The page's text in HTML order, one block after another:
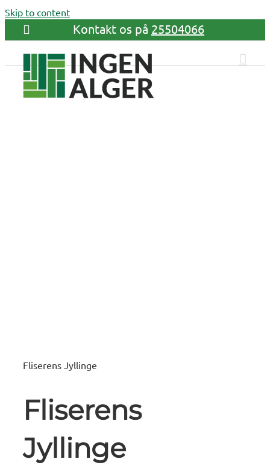
Skip to content
Kontakt os på 25504066
Fliserens Jyllinge
Fliserens
Jyllinge